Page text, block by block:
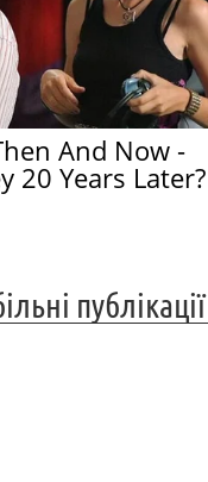
And Now -
20 Years Later?
публікації